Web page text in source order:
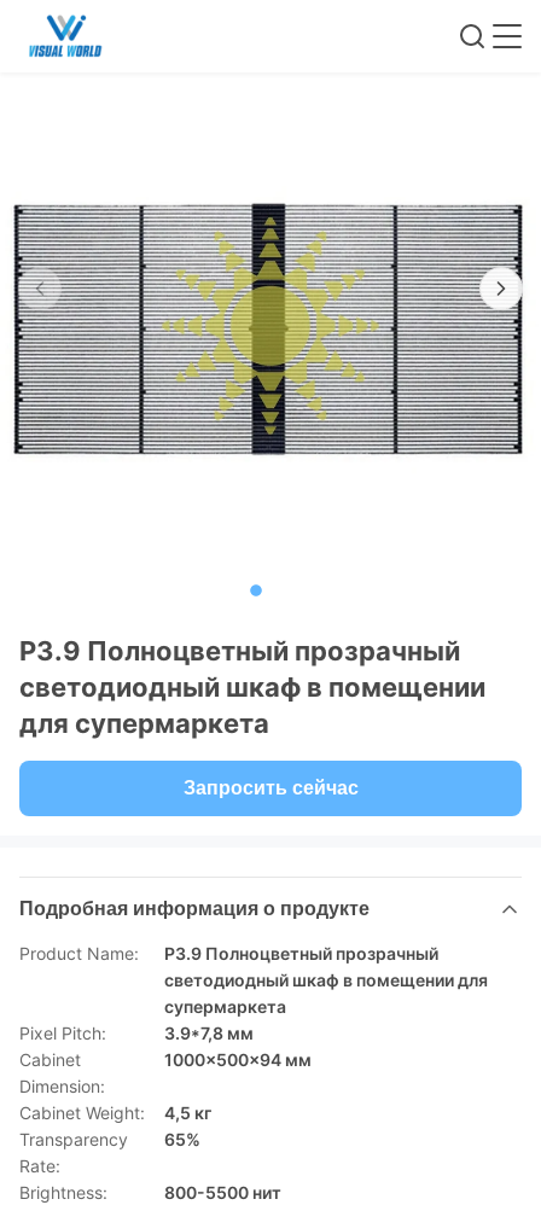
P3.9 Полноцветный прозрачный
светодиодный шкаф в помещении
для супермаркета
Запросить сейчас
Подробная информация о продукте
Product Name:
P3.9 Полноцветный прозрачный
светодиодный шкаф в помещении для
супермаркета
Pixel Pitch:
3.9*7,8 мм
Cabinet
Dimension:
1000x500x94 мм
Cabinet Weight:
4,5 кг
Transparency
Rate:
65%
Brightness:
800-5500 нит